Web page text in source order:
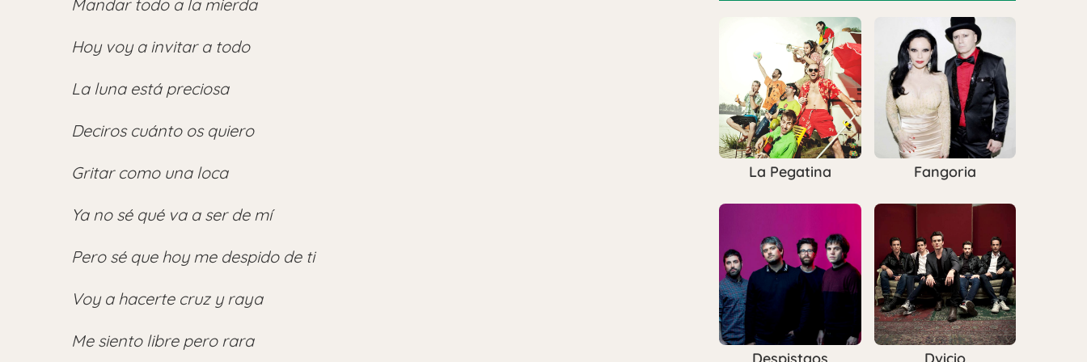
Mandar todo a la mierda
Hoy voy a invitar a todo
La luna está preciosa
Deciros cuánto os quiero
Gritar como una loca
Ya no sé qué va a ser de mí
Pero sé que hoy me despido de ti
Voy a hacerte cruz y raya
Me siento libre pero rara
La Pegatina Fangoria